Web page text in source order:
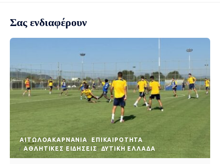
Σας ενδιαφέρουν
AΙΤΩΛΟΑΚΑΡΝΑΝΊΑ
EΠΙΚΑΙΡΌΤΗΤΑ
ΑΘΛΗΤΙΚΈΣ ΕΙΔΉΣΕΙΣ
ΔΥΤΙΚΉ ΕΛΛΆΔΑ